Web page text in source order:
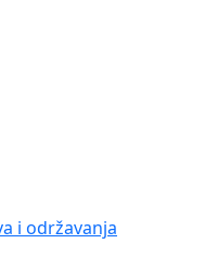
i održavanja